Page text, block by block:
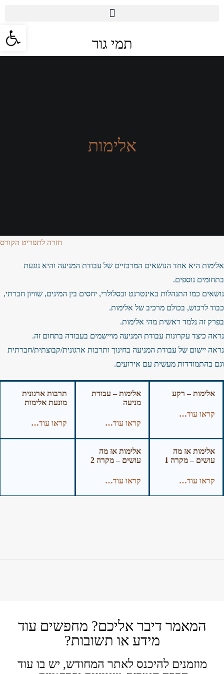
פתח
תמי גור
אלימות
חזרה לתפריט הקורס
אלימות היא אחד הנושאים המרכזיים של עבודת המניעה והיא נוגעת
בתחומים נוספים.
נושאים כמו התנהלות באינטרנט ובסלולרי, יחסים בין המינים, שוויון חברתי,
כבוד לרכוש, בכולם מרכיב של אלימות.
בפרק זה נלמד ראשית מהי אלימות.
נראה כיצד עקרונות עבודת המניעה מויישמים בעבודה בתחום זה.
נראה יישום של עבודת המניעה בחינוך ותרבות ארגונית/קבוצתית/חברתית
וגם בהתמודדות מעשית עם אירועים.
אלימות – רקע
קראו עוד…
אלימות – עבודת
מניעה
קראו עוד…
תרבות ארגונית
מונעת אלימות
קראו עוד…
אלימות אז מה
עושים – מקרה 1
קראו עוד…
אלימות אז מה
עושים – מקרה 2
קראו עוד…
המאמר דיבר אליכם? מחפשים עוד
מידע או תשובות?
מוזמנים להיכנס לאתר המחודש, יש בו עוד